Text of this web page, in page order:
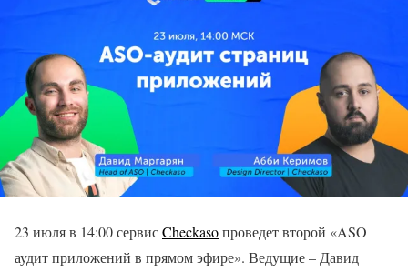
23 июля в 14:00 сервисCheckasoпроведет второй «ASO
аудит приложений в прямом эфире». Ведущие – Давид